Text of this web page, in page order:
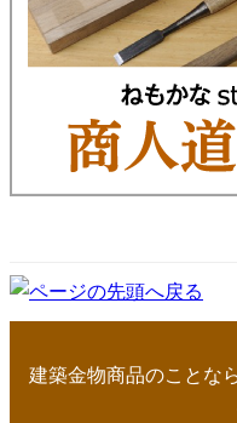
建築金物商品のことな